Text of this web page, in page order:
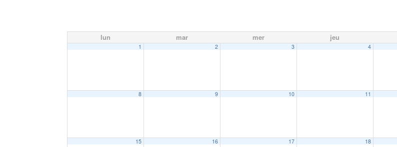
lun mar mer jeu
1 2 3 4
8 9 10 11
15 16 17 18